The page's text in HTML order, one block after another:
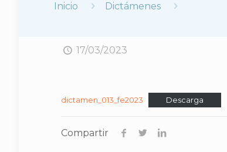
Inicio Dictámenes
17/03/2023
dictamen_013_fe2023 Descarga
Compartir